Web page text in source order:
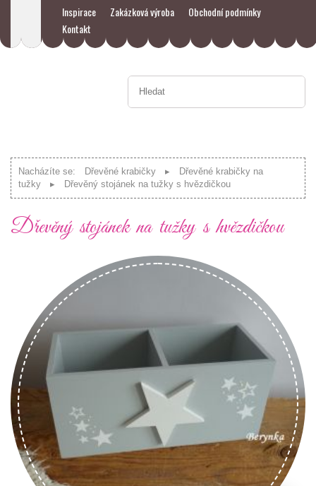
Inspirace Zakázková výroba
Obchodní podmínky
Kontakt
Nacházíte se: Dřevěné krabičky
Dřevěné krabičky na
tužky
Dřevěný stojánek na tužky s hvězdičkou
Dřevěný stojánek na tužky s hvězdičkou